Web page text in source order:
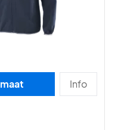
Kiezen maat Info